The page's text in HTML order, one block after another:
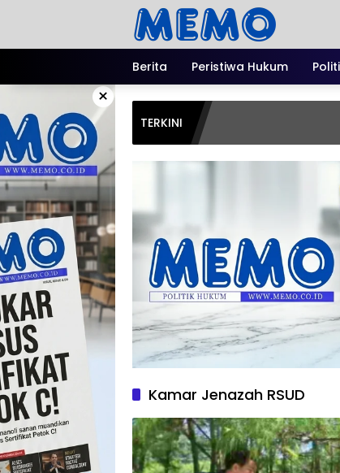
Berita
Peristiwa Hukum
×
TERKINI
Kamar Jenazah RSUD